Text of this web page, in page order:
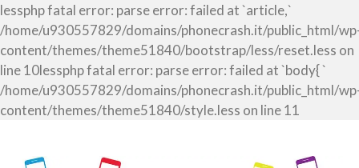
lessphp fatal error: parse error: failed at `article,`
/home/u930557829/domains/phonecrash.it/public_html/
content/themes/theme51840/bootstrap/less/reset.less on
line 10lessphp fatal error: parse error: failed at `body{ `
/home/u930557829/domains/phonecrash.it/public_html/
content/themes/theme51840/style.less on line 11